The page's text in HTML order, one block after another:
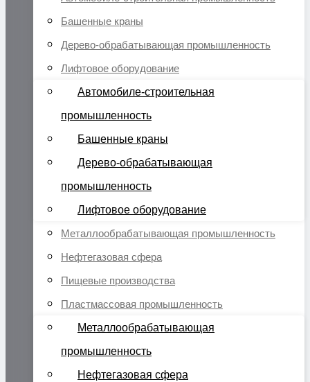
Башенные краны
Дерево-обрабатывающая промышленность
Лифтовое оборудование
Автомобиле-строительная
промышленность
Башенные краны
Дерево-обрабатывающая
промышленность
Лифтовое оборудование
Металлообрабатывающая промышленность
Нефтегазовая сфера
Пищевые производства
Пластмассовая промышленность
Металлообрабатывающая
промышленность
Нефтегазовая сфера